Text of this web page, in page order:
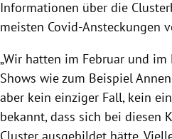
Informationen über die
meisten Covid-Ansteckungen
„Wir hatten im Februar und
Shows wie zum Beispiel
aber kein einziger Fall, kein
bekannt, dass sich bei diesen